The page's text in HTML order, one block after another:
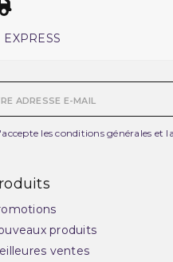
les conditions générales et la
produits
ventes